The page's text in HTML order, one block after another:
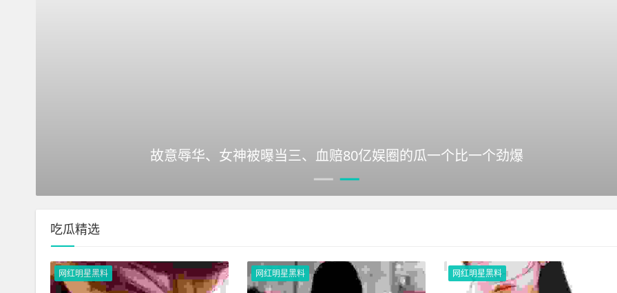
故意辱华、女神被曝当三、血赔80亿娱圈的瓜一个比一个劲爆
吃瓜精选
网红明星黑料 网红明星黑料 网红明星黑料